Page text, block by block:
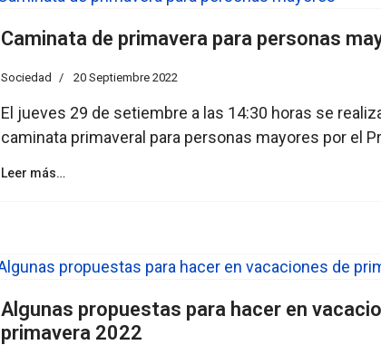
Caminata de primavera para personas
Sociedad 20 Septiembre 2022
El jueves 29 de setiembre a las 14:30 horas se
caminata primaveral para personas mayores por el
Leer más…
Algunas propuestas para hacer en
primavera 2022